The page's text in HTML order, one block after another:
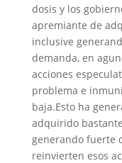
dosis y los
apremiante de
inclusive
demanda, en
acciones
problema e
baja.Esto ha
adquirido
generando fuerte
reinvierten esos